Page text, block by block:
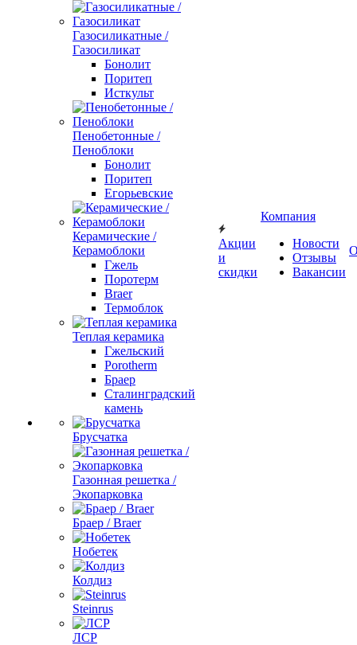
Газосиликатные /
Газосиликат
Бонолит
Поритеп
Исткульт
Пенобетонные /
Пеноблоки
Бонолит
Поритеп
Егорьевские
Керамические /
Керамоблоки
Гжель
Поротерм
Braer
Термоблок
Теплая керамика
Гжельский
Porotherm
Браер
Сталинградский
камень
Брусчатка
Газонная решетка /
Экопарковка
Браер / Braer
Нобетек
Колдиз
Steinrus
ЛСР
Акции
и
скидки
Компания
Новости
Отзывы
Вакансии